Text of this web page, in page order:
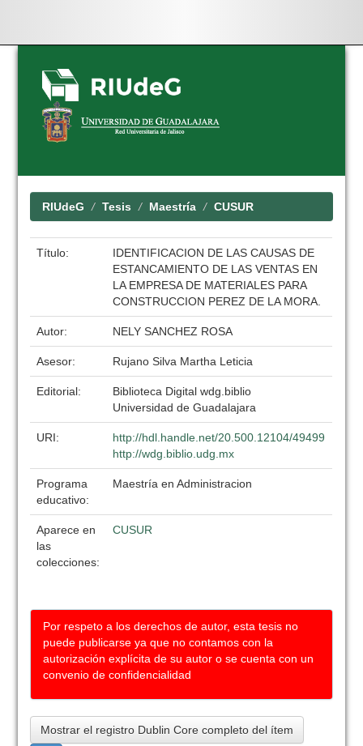
Skip
navigation
RIUdeG Tesis Maestría CUSUR
Título:
IDENTIFICACION DE LAS CAUSAS DE
ESTANCAMIENTO DE LAS VENTAS EN
LA EMPRESA DE MATERIALES PARA
CONSTRUCCION PEREZ DE LA MORA.
Autor: NELY SANCHEZ ROSA
Asesor: Rujano Silva Martha Leticia
Editorial:
Biblioteca Digital wdg.biblio
Universidad de Guadalajara
URI:
http://hdl.handle.net/20.500.12104/49499
http://wdg.biblio.udg.mx
Programa
educativo:
Maestría en Administracion
Aparece en
las
colecciones:
CUSUR
Por respeto a los derechos de autor, esta tesis no
puede publicarse ya que no contamos con la
autorización explícita de su autor o se cuenta con un
convenio de confidencialidad
Mostrar el registro Dublin Core completo del ítem